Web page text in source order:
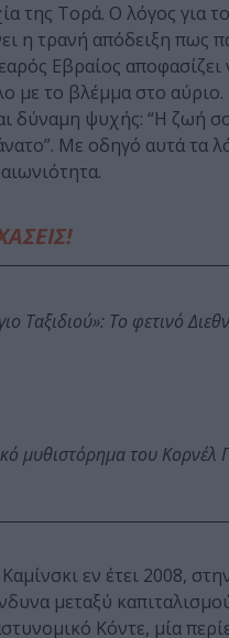
της Τορά. Ο λόγος
η τρανή απόδειξη πως
Εβραίος αποφασίζει
με το βλέμμα στο
δύναμη ψυχής: “Η ζωή
Με οδηγό αυτά τα
Ταξιδιού»: Το φετινό
μυθιστόρημα του Κορνέλ
εν έτει 2008,
μεταξύ
Κόντε, μία